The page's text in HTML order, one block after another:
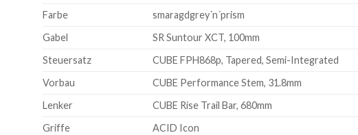
Farbe
smaragdgrey´n´prism
Gabel
SR Suntour XCT, 100mm
Steuersatz
CUBE FPH868p, Tapered, Semi-Integrated
Vorbau
CUBE Performance Stem, 31.8mm
Lenker
CUBE Rise Trail Bar, 680mm
Griffe
ACID Icon